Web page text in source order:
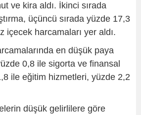
ve kira aldı. İkinci sırada
üçüncü sırada yüzde 17,3
içecek harcamaları yer aldı.
en düşük paya
0,8 ile sigorta ve finansal
ile eğitim hizmetleri, yüzde 2,2
düşük gelirlilere göre